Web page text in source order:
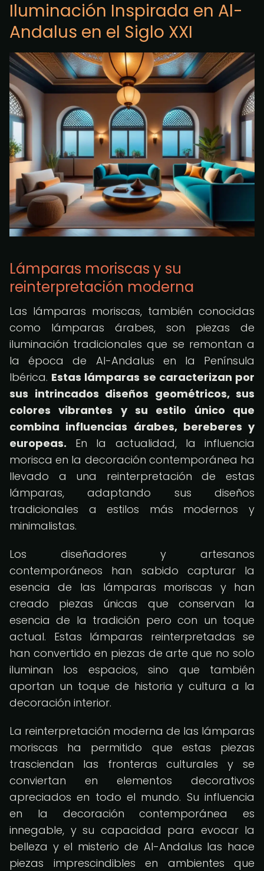
Iluminación Inspirada en Al-
Andalus en el Siglo XXI
Lámparas moriscas y su
reinterpretación moderna
Las lámparas moriscas, también conocidas
como lámparas árabes, son piezas de
iluminación tradicionales que se remontan a
la época de Al-Andalus en la Península
Ibérica. Estas lámparas se caracterizan por
sus intrincados diseños geométricos, sus
colores vibrantes y su estilo único que
combina influencias árabes, bereberes y
europeas. En la actualidad, la influencia
morisca en la decoración contemporánea ha
llevado a una reinterpretación de estas
lámparas, adaptando sus diseños
tradicionales a estilos más modernos y
minimalistas.
Los diseñadores y artesanos
contemporáneos han sabido capturar la
esencia de las lámparas moriscas y han
creado piezas únicas que conservan la
esencia de la tradición pero con un toque
actual. Estas lámparas reinterpretadas se
han convertido en piezas de arte que no solo
iluminan los espacios, sino que también
aportan un toque de historia y cultura a la
decoración interior.
La reinterpretación moderna de las lámparas
moriscas ha permitido que estas piezas
trasciendan las fronteras culturales y se
conviertan en elementos decorativos
apreciados en todo el mundo. Su influencia
en la decoración contemporánea es
innegable, y su capacidad para evocar la
belleza y el misterio de Al-Andalus las hace
piezas imprescindibles en ambientes que